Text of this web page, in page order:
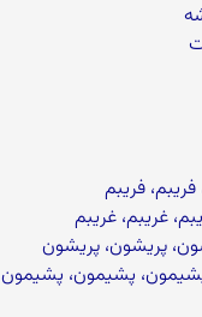
فریبم
غریبم، غریبم
پریشون، پریشون
پشیمون، پشیمون